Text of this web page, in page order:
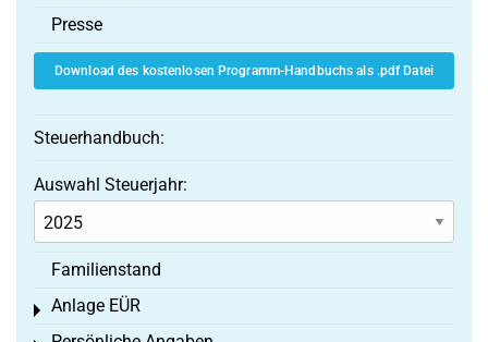
Presse
Download des kostenlosen Programm-Handbuchs als .pdf Datei
Steuerhandbuch:
Auswahl Steuerjahr:
Familienstand
Anlage EÜR
Toggle menu